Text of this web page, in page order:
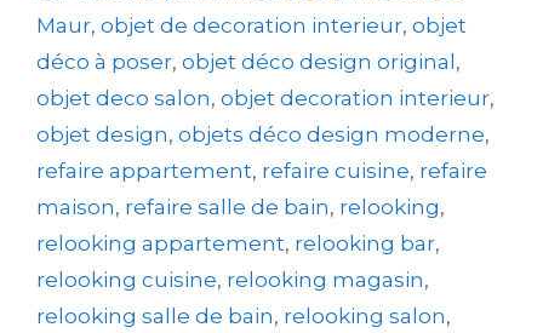
Maur, objet de decoration interieur, objet
déco à poser, objet déco design original,
objet deco salon, objet decoration interieur,
objet design, objets déco design moderne,
refaire appartement, refaire cuisine, refaire
maison, refaire salle de bain, relooking,
relooking appartement, relooking bar,
relooking cuisine, relooking magasin,
relooking salle de bain, relooking salon,